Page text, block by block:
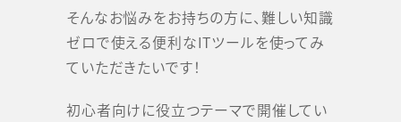
そんなお悩みをお持ちの方に、難しい知識
ゼロで使える便利なITツールを使ってみ
ていただきたいです！
初心者向けに役立つテーマで開催してい